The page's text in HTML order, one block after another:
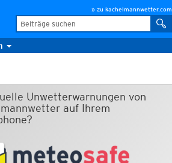
» zu kachelmannwetter.com
Unwetterwarnungen von
auf Ihrem